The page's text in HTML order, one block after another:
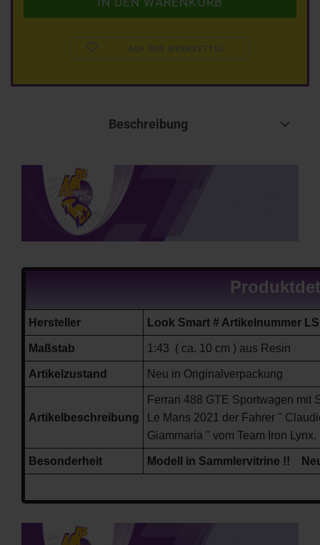
AUF DEN MERKZETTEL
Beschreibung
Hersteller Look Smart # Artikelnummer
Maßstab 1:43 ( ca. 10 cm ) aus Resin
Artikelzustand Neu in Originalverpackung
Artikelbeschreibung
Ferrari 488 GTE Sportwagen mit
Le Mans 2021 der Fahrer "
Giammaria " vom Team Iron Lynx.
Besonderheit Modell in Sammlervitrine !!